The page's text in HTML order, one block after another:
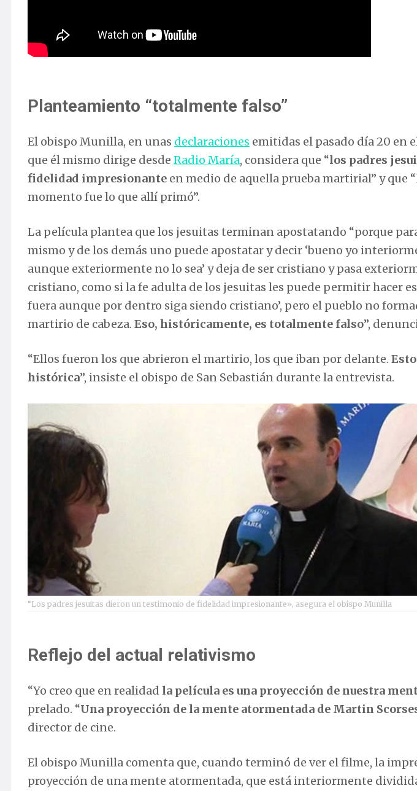
Planteamiento “totalmente falso”
El obispo Munilla, en unas declaraciones emitidas el pasado día 20 en
que él mismo dirige desde Radio María, considera que “los padres
fidelidad impresionante en medio de aquella prueba martirial” y que
momento fue lo que allí primó”.
La película plantea que los jesuitas terminan apostatando “porque
mismo y de los demás uno puede apostatar y decir ‘bueno yo
aunque exteriormente no lo sea’ y deja de ser cristiano y pasa
cristiano, como si la fe adulta de los jesuitas les puede permitir hacer
fuera aunque por dentro siga siendo cristiano’, pero el pueblo no
martirio de cabeza. Eso, históricamente, es totalmente falso”,
“Ellos fueron los que abrieron el martirio, los que iban por delante.
histórica”, insiste el obispo de San Sebastián durante la entrevista.
“Los padres jesuitas dieron un testimonio de fidelidad impresionante», asegura el obispo Munilla
Reflejo del actual relativismo
“Yo creo que en realidad la película es una proyección de nuestra
prelado. “Una proyección de la mente atormentada de Martin
director de cine.
El obispo Munilla comenta que, cuando terminó de ver el filme, la
proyección de una mente atormentada, que está interiormente